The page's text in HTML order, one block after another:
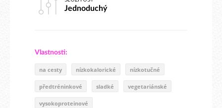
Jednoduchý
Vlastnosti:
na cesty nízkokalorické nízkotučné
předtréninkové sladké vegetariánské
vysokoproteinové